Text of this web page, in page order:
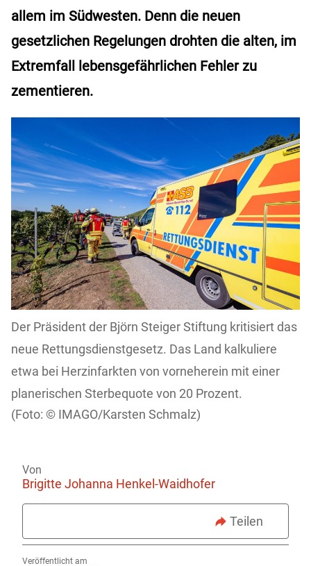
allem im Südwesten. Denn die neuen
gesetzlichen Regelungen drohten die alten, im
Extremfall lebensgefährlichen Fehler zu
zementieren.
Der Präsident der Björn Steiger Stiftung kritisiert das
neue Rettungsdienstgesetz. Das Land kalkuliere
etwa bei Herzinfarkten von vorneherein mit einer
planerischen Sterbequote von 20 Prozent.
IMAGO/Karsten Schmalz)
Von
Brigitte Johanna Henkel-Waidhofer
Teilen
Veröffentlicht am